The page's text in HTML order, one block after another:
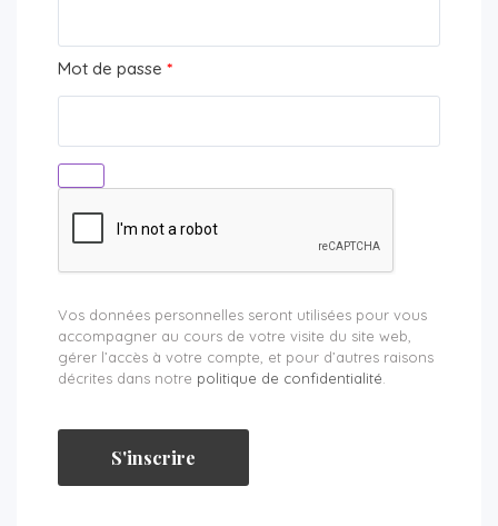
Mot de passe *
Vos données personnelles seront utilisées pour vous
accompagner au cours de votre visite du site web,
gérer l’accès à votre compte, et pour d’autres raisons
décrites dans notre politique de confidentialité
S'inscrire